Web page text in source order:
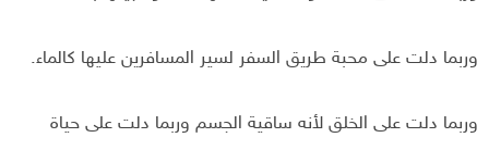
وربما دلت على محبة طريق السفر لسير المسافرين عليها كالماء.
وربما دلت على الخلق لأنه ساقية الجسم وربما دلت على حياة